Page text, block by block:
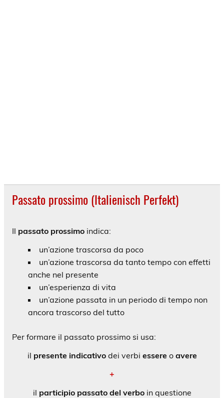
Passato prossimo (Italienisch Perfekt)
Il passato prossimo indica:
un’azione trascorsa da poco
un’azione trascorsa da tanto tempo con effetti
anche nel presente
un’esperienza di vita
un’azione passata in un periodo di tempo non
ancora trascorso del tutto
Per formare il passato prossimo si usa:
il presente indicativodei verbi essere o avere
+
il participio passato del verboin questione